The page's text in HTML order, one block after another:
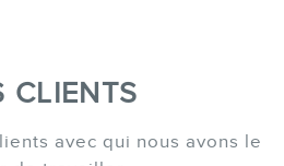
CLIENTS
avec qui nous avons le